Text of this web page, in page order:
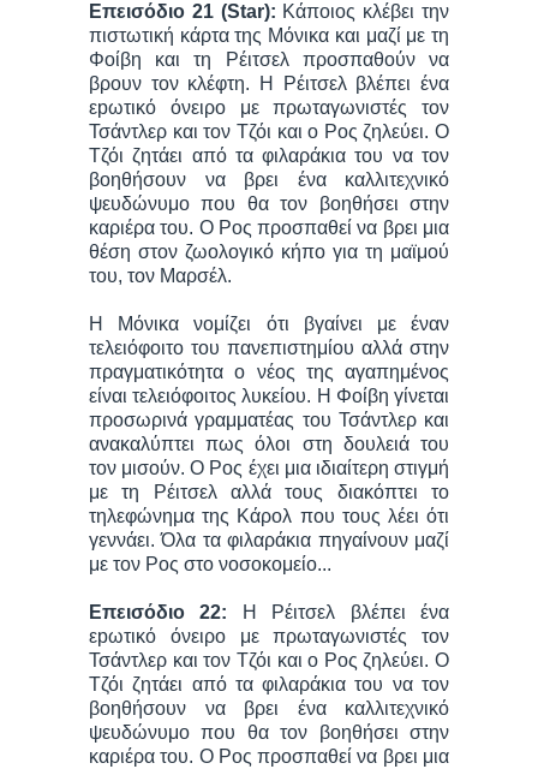
Επεισόδιο 21 (Star): Κάποιος κλέβει την
πιστωτική κάρτα της Μόνικα και μαζί με τη
Φοίβη και τη Ρέιτσελ προσπαθούν να
βρουν τον κλέφτη. Η Ρέιτσελ βλέπει ένα
εpωτικό όνειρο με πρωταγωνιστές τον
Τσάντλερ και τον Τζόι και ο Ρος ζηλεύει. Ο
Τζόι ζητάει από τα φιλαράκια του να τον
βοηθήσουν να βρει ένα καλλιτεχνικό
ψευδώνυμο που θα τον βοηθήσει στην
καριέρα του. Ο Ρος προσπαθεί να βρει μια
θέση στον ζωολογικό κήπο για τη μαϊμού
του, τον Μαρσέλ.
Η Μόνικα νομίζει ότι βγαίνει με έναν
τελειόφοιτο του πανεπιστημίου αλλά στην
πραγματικότητα ο νέος της αγαπημένος
είναι τελειόφοιτος λυκείου. Η Φοίβη γίνεται
προσωρινά γραμματέας του Τσάντλερ και
ανακαλύπτει πως όλοι στη δουλειά του
τον μισούν. Ο Ρος έχει μια ιδιαίτερη στιγμή
με τη Ρέιτσελ αλλά τους διακόπτει το
τηλεφώνημα της Κάρολ που τους λέει ότι
γεννάει. Όλα τα φιλαράκια πηγαίνουν μαζί
με τον Ρος στο νοσοκομείο...
Επεισόδιο 22:
Η Ρέιτσελ βλέπει ένα
εpωτικό όνειρο με πρωταγωνιστές τον
Τσάντλερ και τον Τζόι και ο Ρος ζηλεύει. Ο
Τζόι ζητάει από τα φιλαράκια του να τον
βοηθήσουν να βρει ένα καλλιτεχνικό
ψευδώνυμο που θα τον βοηθήσει στην
καριέρα του. Ο Ρος προσπαθεί να βρει μια